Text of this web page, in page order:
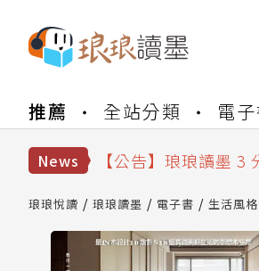
推薦 全站分類 電
News
【公告】琅琅讀墨
【公告】琅琅讀墨
【公告】琅琅讀墨數
琅琅悅讀 琅琅讀墨 電子書 生活風格